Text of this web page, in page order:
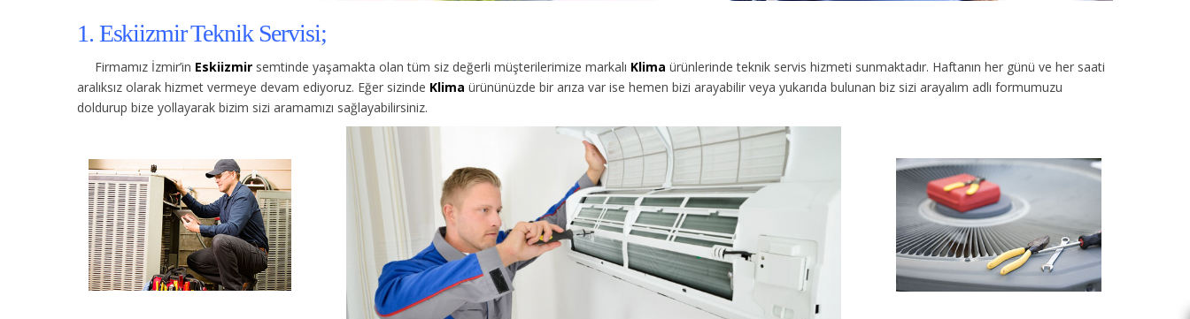
1. Eskiizmir Teknik Servisi;
Firmamız İzmir’in Eskiizmir semtinde yaşamakta olan tüm siz değerli müşterilerimize markalı Klima ürünlerinde teknik servis hizmeti sunmaktadır. Haftanın her günü ve her saati
aralıksız olarak hizmet vermeye devam ediyoruz. Eğer sizinde Klima ürününüzde bir arıza var ise hemen bizi arayabilir veya yukarıda bulunan biz sizi arayalım adlı formumuzu
doldurup bize yollayarak bizim sizi aramamızı sağlayabilirsiniz.